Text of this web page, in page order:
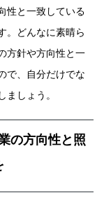
性と一致している
。どんなに素晴ら
方針や方向性と一
で、自分だけでな
ましょう。
の方向性と照